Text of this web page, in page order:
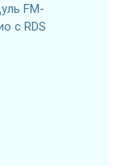
FM-
с RDS